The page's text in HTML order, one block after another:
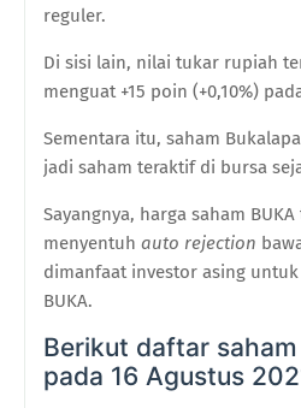
reguler.
Di sisi lain, nilai tukar rupiah
menguat +15 poin (+0,10%)
Sementara itu, saham
jadi saham teraktif di bursa
Sayangnya, harga saham
menyentuh auto rejection
dimanfaat investor asing
BUKA.
Berikut daftar
pada 16 Agustus